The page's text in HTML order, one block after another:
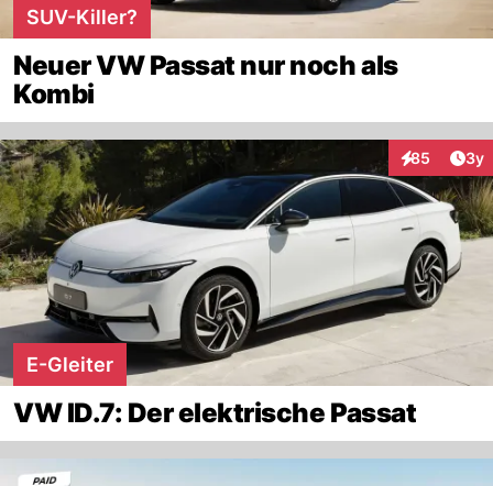
SUV-Killer?
Neuer VW Passat nur noch als
Kombi
85
Interaktionen
3y
E-Gleiter
VW ID.7: Der elektrische Passat